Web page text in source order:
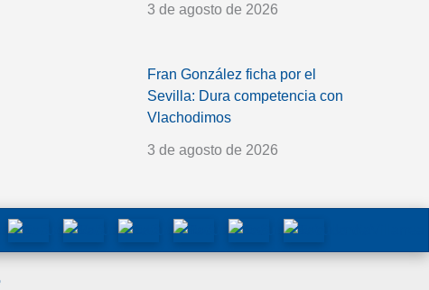
3 de agosto de 2026
Fran González ficha por el
Sevilla: Dura competencia con
Vlachodimos
3 de agosto de 2026